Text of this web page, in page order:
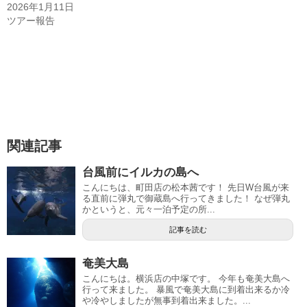
2026年1月11日
ツアー報告
関連記事
台風前にイルカの島へ
こんにちは、町田店の松本茜です！ 先日W台風が来
る直前に弾丸で御蔵島へ行ってきました！ なぜ弾丸
かというと、元々一泊予定の所...
記事を読む
奄美大島
こんにちは。横浜店の中塚です。 今年も奄美大島へ
行って来ました。 暴風で奄美大島に到着出来るか冷
や冷やしましたが無事到着出来ました。...